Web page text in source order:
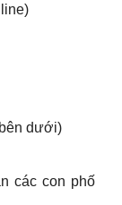
dưới)
các con phố